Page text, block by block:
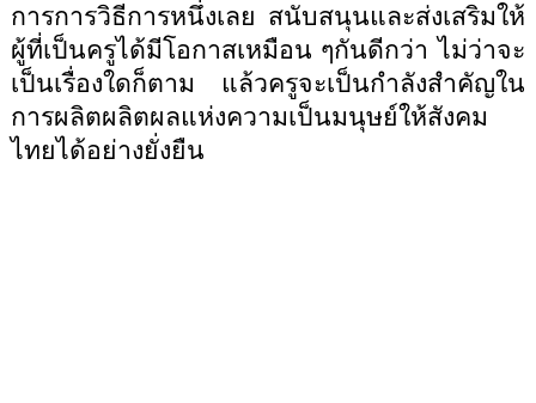
การการวิธีการหนึ่งเลย สนับสนุนและส่งเสริมให้
ผู้ที่เป็นครูได้มีโอกาสเหมือน ๆกันดีกว่า ไม่ว่าจะ
เป็นเรื่องใดก็ตาม แล้วครูจะเป็นกำลังสำคัญใน
การผลิตผลิตผลแห่งความเป็นมนุษย์ให้สังคม
ไทยได้อย่างยั่งยืน